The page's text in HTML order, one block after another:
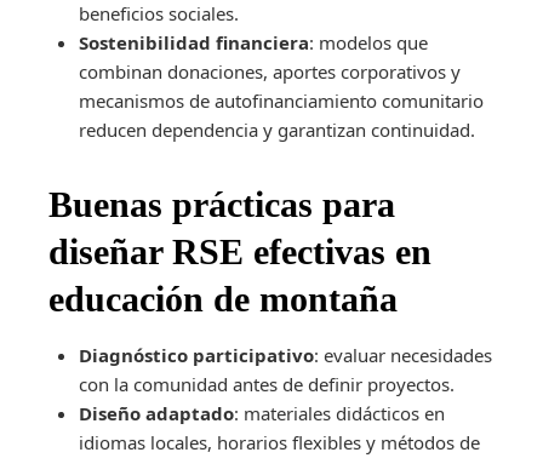
beneficios sociales.
Sostenibilidad financiera: modelos que
combinan donaciones, aportes corporativos y
mecanismos de autofinanciamiento comunitario
reducen dependencia y garantizan continuidad.
Buenas prácticas para
diseñar RSE efectivas en
educación de montaña
Diagnóstico participativo: evaluar necesidades
con la comunidad antes de definir proyectos.
Diseño adaptado: materiales didácticos en
idiomas locales, horarios flexibles y métodos de